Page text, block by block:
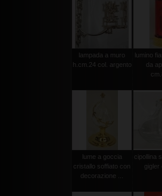
lampada a muro
h.cm.24 col. argento
lumino
da
lume a goccia
cristallo soffiato con
decorazione ...
cipollina
gigler